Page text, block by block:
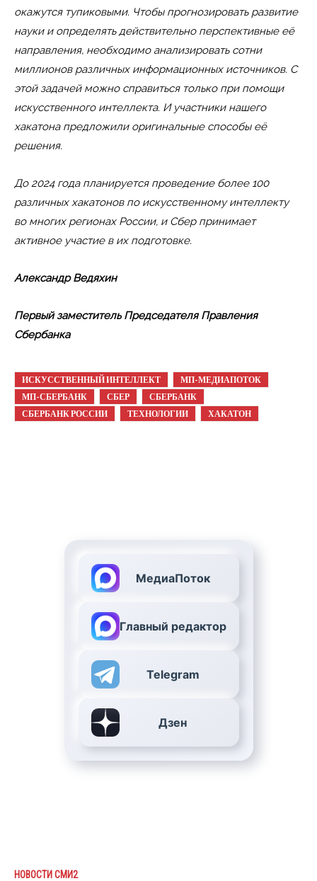
окажутся тупиковыми. Чтобы прогнозировать развитие
науки и определять действительно перспективные её
направления, необходимо анализировать сотни
миллионов различных информационных источников. С
этой задачей можно справиться только при помощи
искусственного интеллекта. И участники нашего
хакатона предложили оригинальные способы её
решения.
До 2024 года планируется проведение более 100
различных хакатонов по искусственному интеллекту
во многих регионах России, и Сбер принимает
активное участие в их подготовке.
Александр Ведяхин
Первый заместитель Председателя Правления
Сбербанка
ИСКУССТВЕННЫЙ ИНТЕЛЛЕКТ
МП-МЕДИАПОТОК
МП-СБЕРБАНК
СБЕР
СБЕРБАНК
СБЕРБАНК РОССИИ
ТЕХНОЛОГИИ ХАКАТОН
МедиаПоток
Главный редактор
Telegram
Дзен
НОВОСТИ СМИ2